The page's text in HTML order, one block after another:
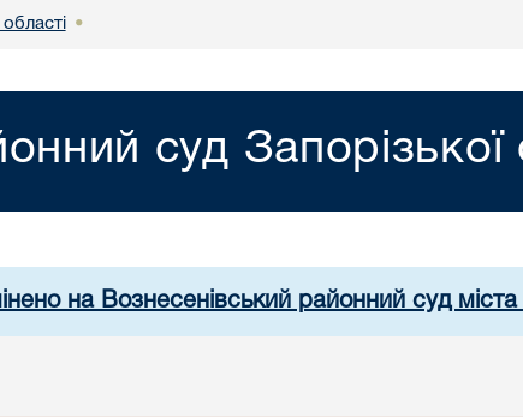
•
суд Запорізької
на Вознесенівський районний суд